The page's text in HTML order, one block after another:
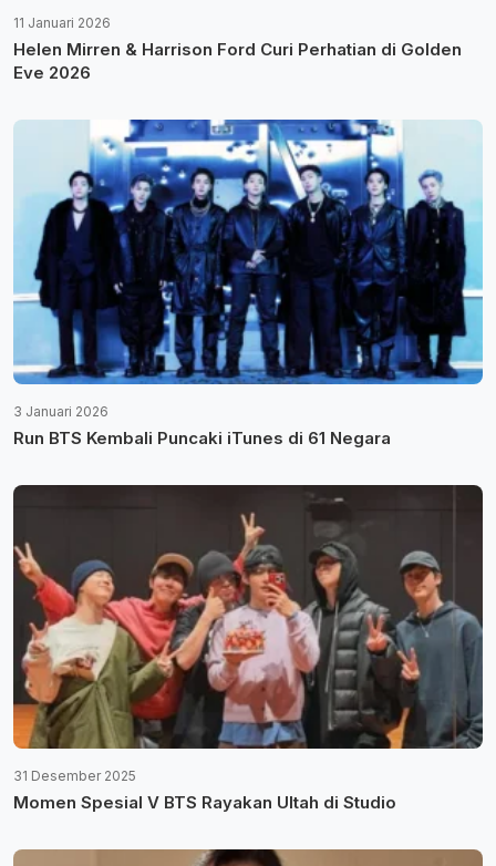
11 Januari 2026
Helen Mirren & Harrison Ford Curi Perhatian di Golden
Eve 2026
3 Januari 2026
Run BTS Kembali Puncaki iTunes di 61 Negara
31 Desember 2025
Momen Spesial V BTS Rayakan Ultah di Studio